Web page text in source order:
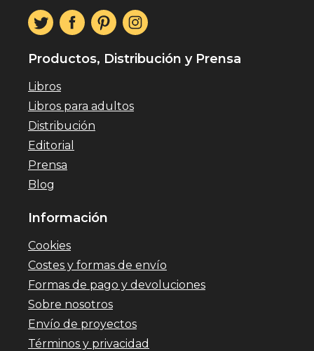
Productos, Distribución y Prensa
Libros
Libros para adultos
Distribución
Editorial
Prensa
Blog
Información
Cookies
Costes y formas de envío
Formas de pago y devoluciones
Sobre nosotros
Envío de proyectos
Términos y privacidad